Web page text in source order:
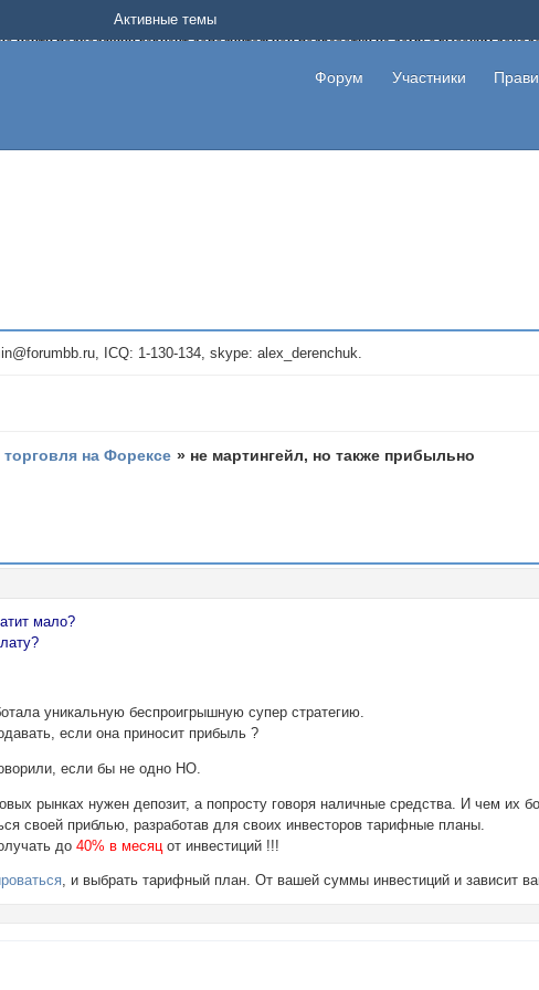
найти подходящий вариант дополнительной подработки на дому с высоким
то указывайте в теме что это лохотрон, чтобы другие пользователи не
объявления со своими пригласительными ссылками и первая прибыль не
Форум Участники
Активные темы
ICQ: 1-130-134, skype: alex_derenchuk.
на Форексе » не мартингейл, но также прибыльно
мало?
уникальную беспроигрышную супер стратегию.
если она приносит прибыль ?
если бы не одно НО.
рынках нужен депозит, а попросту говоря наличные средства. И чем их
своей приблью, разработав для своих инвесторов тарифные планы.
до40% в месяц от инвестиций !!!
, и выбрать тарифный план. От вашей суммы инвестиций и зависит